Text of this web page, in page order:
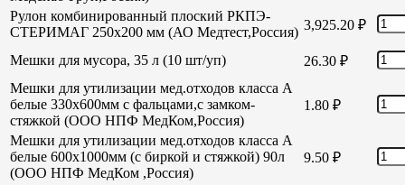
Рулон комбинированный плоский РКПЭ-
СТЕРИМАГ 250х200 мм (АО Медтест,Россия) 3,925.20 ₽
Мешки для мусора, 35 л (10 шт/уп) 26.30 ₽
Мешки для утилизации мед.отходов класса А
белые 330х600мм с фальцами,с замком-
стяжкой (ООО НПФ МедКом,Россия)
1.80 ₽
Мешки для утилизации мед.отходов класса А
белые 600х1000мм (с биркой и стяжкой) 90л
(ООО НПФ МедКом ,Россия)
9.50 ₽